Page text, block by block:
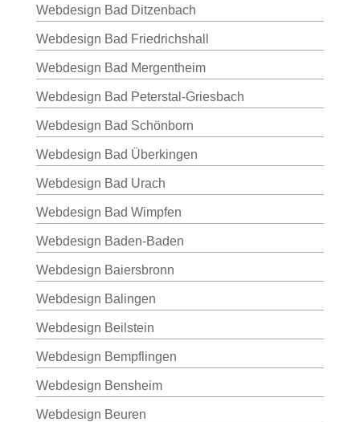
Webdesign Bad Ditzenbach
Webdesign Bad Friedrichshall
Webdesign Bad Mergentheim
Webdesign Bad Peterstal-Griesbach
Webdesign Bad Schönborn
Webdesign Bad Überkingen
Webdesign Bad Urach
Webdesign Bad Wimpfen
Webdesign Baden-Baden
Webdesign Baiersbronn
Webdesign Balingen
Webdesign Beilstein
Webdesign Bempflingen
Webdesign Bensheim
Webdesign Beuren